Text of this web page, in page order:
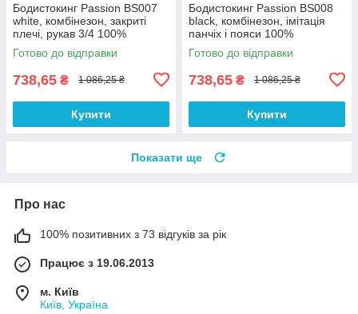
Бодистокинг Passion BS007
white, комбінезон, закриті
плечі, рукав 3/4 100%
Анонімності
Готово до відправки
738,65 ₴ 1 086,25 ₴
Купити
Бодистокинг Passion BS008
black, комбінезон, імітація
панчіх і пояси 100%
Анонімності
Готово до відправки
738,65 ₴ 1 086,25 ₴
Купити
Показати ще
Про нас
100% позитивних з 73 відгуків за рік
Працює з 19.06.2013
м. Київ
Київ, Україна